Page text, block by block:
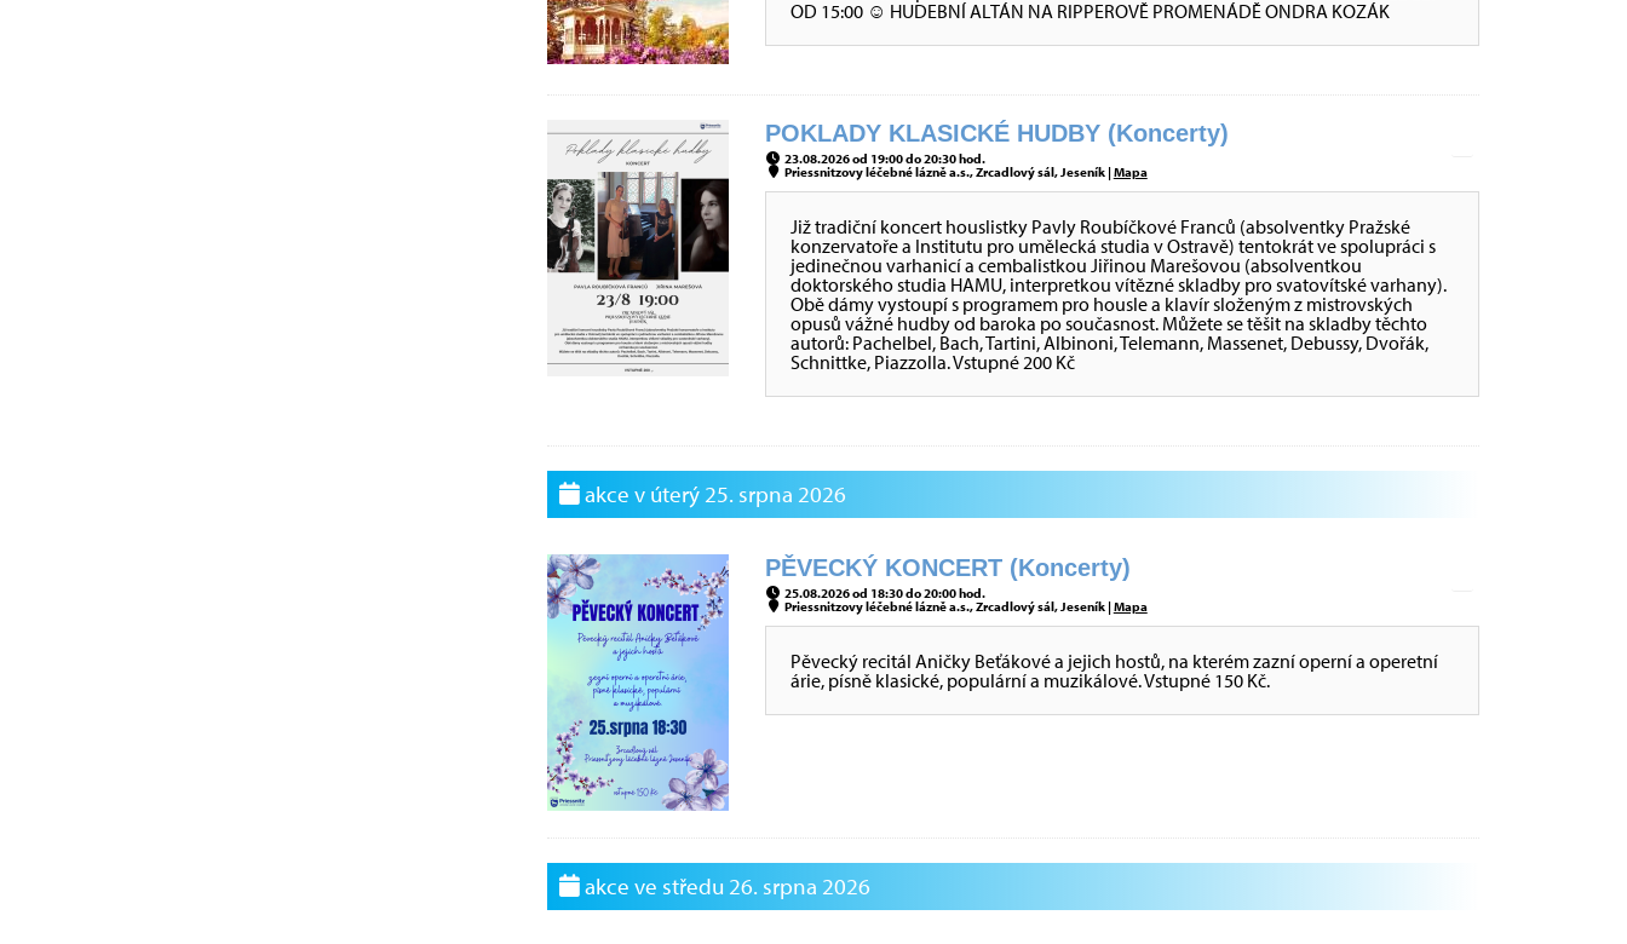
OD 15:00 ☺ HUDEBNÍ ALTÁN NA RIPPEROVĚ PROMENÁDĚ ONDRA KOZÁK
POKLADY KLASICKÉ HUDBY (Koncerty)
23.08.2026 od 19:00 do 20:30 hod.
Priessnitzovy léčebné lázně a.s., Zrcadlový sál, Jeseník |Mapa
Již tradiční koncert houslistky Pavly Roubíčkové Franců (absolventky Pražské
konzervatoře a Institutu pro umělecká studia v Ostravě) tentokrát ve spolupráci s
jedinečnou varhanicí a cembalistkou Jiřinou Marešovou (absolventkou
doktorského studia HAMU, interpretkou vítězné skladby pro svatovítské varhany).
Obě dámy vystoupí s programem pro housle a klavír složeným z mistrovských
opusů vážné hudby od baroka po současnost. Můžete se těšit na skladby těchto
autorů: Pachelbel, Bach, Tartini, Albinoni, Telemann, Massenet, Debussy, Dvořák,
Schnittke, Piazzolla. Vstupné 200 Kč
akce v úterý 25. srpna 2026
PĚVECKÝ KONCERT (Koncerty)
25.08.2026 od 18:30 do 20:00 hod.
Priessnitzovy léčebné lázně a.s., Zrcadlový sál, Jeseník |Mapa
Pěvecký recitál Aničky Beťákové a jejich hostů, na kterém zazní operní a operetní
árie, písně klasické, populární a muzikálové. Vstupné 150 Kč.
akce ve středu 26. srpna 2026